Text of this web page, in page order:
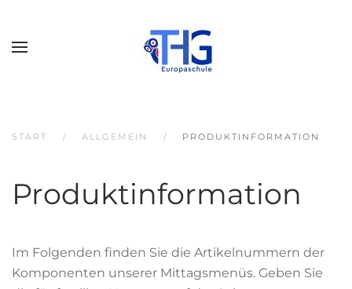
START ALLGEMEIN PRODUKTINFORMATION
Produktinformation
Im Folgenden finden Sie die Artikelnummern der
Komponenten unserer Mittagsmenüs. Geben Sie